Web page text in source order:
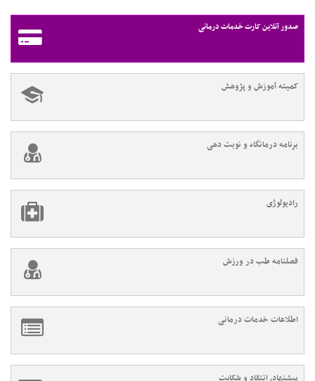
صدور آنلاین کارت خدمات درمانی
کمیته آموزش و پژوهش
برنامه درمانگاه و نوبت دهی
رادیولوژی
فصلنامه طب در ورزش
اطلاعات خدمات درمانی